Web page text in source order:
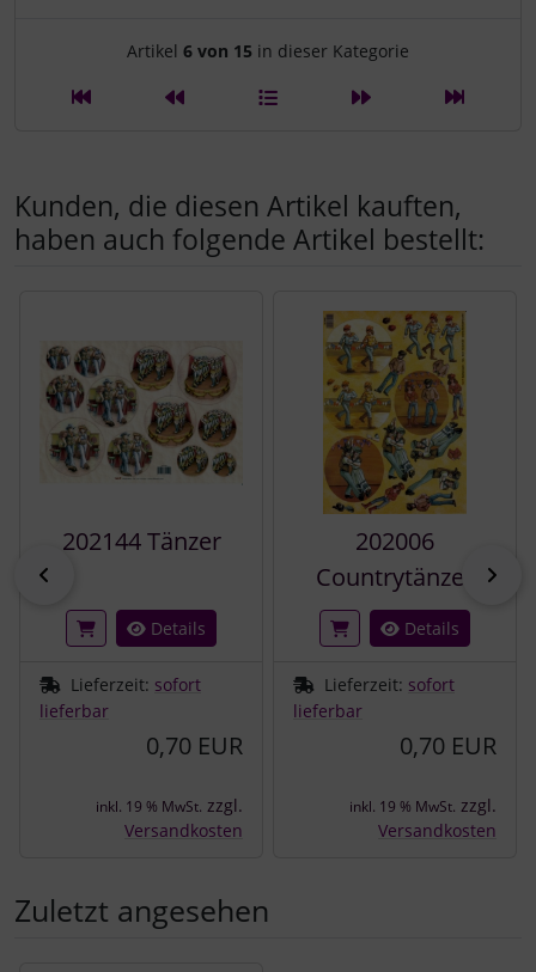
Artikelnavigation innerhalb
Artikel 6 von 15 in dieser Kategorie
Kunden, die diesen Artikel kauften,
haben auch folgende Artikel bestellt:
202144 Tänzer
Details
Lieferzeit: sofort
lieferbar
0,70 EUR
inkl. 19 % MwSt. zzgl.
Versandkosten
202006
Countrytänzer
Details
Lieferzeit: sofort
lieferbar
0,70 EUR
inkl. 19 % MwSt. zzgl.
Versandkosten
Zuletzt angesehen